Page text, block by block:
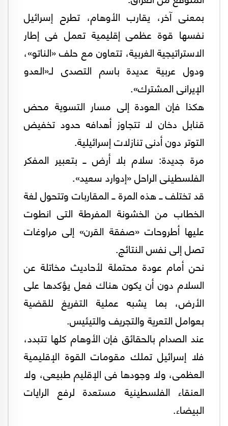
بمعنى آخر، يقارب الأوهام، تطرح إسرائيل
نفسها قوة عظمى إقليمية تعمل فى إطار
الاستراتيجية الغربية، تتعاون مع حلف «الناتو»،
ودول عربية عديدة باسم التصدى لـ«العدو
الإيرانى المشترك».
هكذا فإن العودة إلى مسار التسوية محض
قنابل دخان لا تتجاوز أهدافه حدود تخفيض
التوتر دون أدنى تنازلات إسرائيلية.
مرة جديدة: سلام بلا أرض ــ بتعبير المفكر
الفلسطينى الراحل «إدوارد سعيد».
قد تختلف ــ هذه المرة ــ المقاربات وتتحول لغة
الخطاب من الخشونة المفرطة التى انطوت
عليها أطروحات «صفقة القرن» إلى مراوغات
تصل إلى نفس النتائج.
نحن أمام عودة محتملة لأحاديث مخاتلة عن
السلام دون أن يكون هناك فعل يؤكدها على
الأرض، بما يشبه عملية التفريغ للقضية
بعوامل التعرية والتجريف والتيئيس.
عند الصدام بالحقائق فإن الأوهام كلها تتبدد،
فلا إسرائيل تملك مقومات القوة الإقليمية
العظمى، ولا وجودها فى الإقليم طبيعى، ولا
العنقاء الفلسطينية مستعدة لرفع الرايات
البيضاء.